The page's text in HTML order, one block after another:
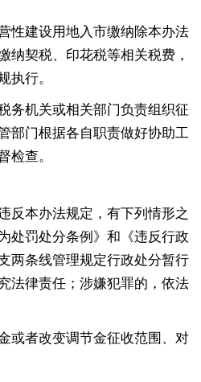
建设用地入市缴纳除本办法
纳契税、印花税等相关税费，
执行。
机关或相关部门负责组织征
部门根据各自职责做好协助工
检查。
本办法规定 ， 有下列情形之
处罚处分条例》和《违反行政
两条线管理规定行政处分暂行
法律责任 ； 涉嫌犯罪的，依法
者改变调节金征收范围、对